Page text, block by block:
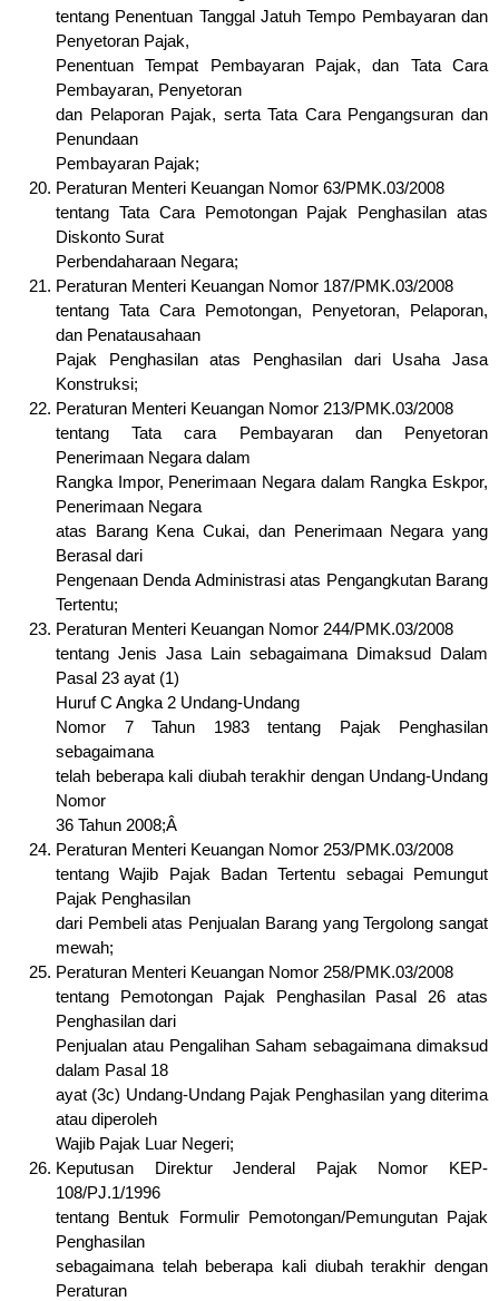
tentang Penentuan Tanggal Jatuh Tempo Pembayaran dan
Penyetoran Pajak,
Penentuan Tempat Pembayaran Pajak, dan Tata Cara
Pembayaran, Penyetoran
dan Pelaporan Pajak, serta Tata Cara Pengangsuran dan
Penundaan
Pembayaran Pajak;
Peraturan Menteri Keuangan Nomor 63/PMK.03/2008
tentang Tata Cara Pemotongan Pajak Penghasilan atas
Diskonto Surat
Perbendaharaan Negara;
Peraturan Menteri Keuangan Nomor 187/PMK.03/2008
tentang Tata Cara Pemotongan, Penyetoran, Pelaporan,
dan Penatausahaan
Pajak Penghasilan atas Penghasilan dari Usaha Jasa
Konstruksi;
Peraturan Menteri Keuangan Nomor 213/PMK.03/2008
tentang Tata cara Pembayaran dan Penyetoran
Penerimaan Negara dalam
Rangka Impor, Penerimaan Negara dalam Rangka Eskpor,
Penerimaan Negara
atas Barang Kena Cukai, dan Penerimaan Negara yang
Berasal dari
Pengenaan Denda Administrasi atas Pengangkutan Barang
Tertentu;
Peraturan Menteri Keuangan Nomor 244/PMK.03/2008
tentang Jenis Jasa Lain sebagaimana Dimaksud Dalam
Pasal 23 ayat (1)
Huruf C Angka 2 Undang-Undang
Nomor 7 Tahun 1983 tentang Pajak Penghasilan
sebagaimana
telah beberapa kali diubah terakhir dengan Undang-Undang
Nomor
36 Tahun 2008;Â
Peraturan Menteri Keuangan Nomor 253/PMK.03/2008
tentang Wajib Pajak Badan Tertentu sebagai Pemungut
Pajak Penghasilan
dari Pembeli atas Penjualan Barang yang Tergolong sangat
mewah;
Peraturan Menteri Keuangan Nomor 258/PMK.03/2008
tentang Pemotongan Pajak Penghasilan Pasal 26 atas
Penghasilan dari
Penjualan atau Pengalihan Saham sebagaimana dimaksud
dalam Pasal 18
ayat (3c) Undang-Undang Pajak Penghasilan yang diterima
atau diperoleh
Wajib Pajak Luar Negeri;
Keputusan Direktur Jenderal Pajak Nomor KEP-
108/PJ.1/1996
tentang Bentuk Formulir Pemotongan/Pemungutan Pajak
Penghasilan
sebagaimana telah beberapa kali diubah terakhir dengan
Peraturan